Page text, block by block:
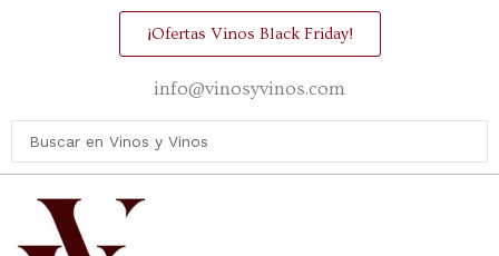
¡Ofertas Vinos Black Friday!
info@vinosyvinos.com